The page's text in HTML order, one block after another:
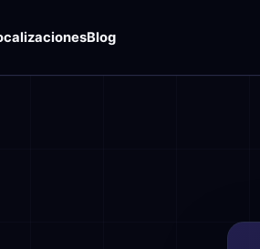
Blog